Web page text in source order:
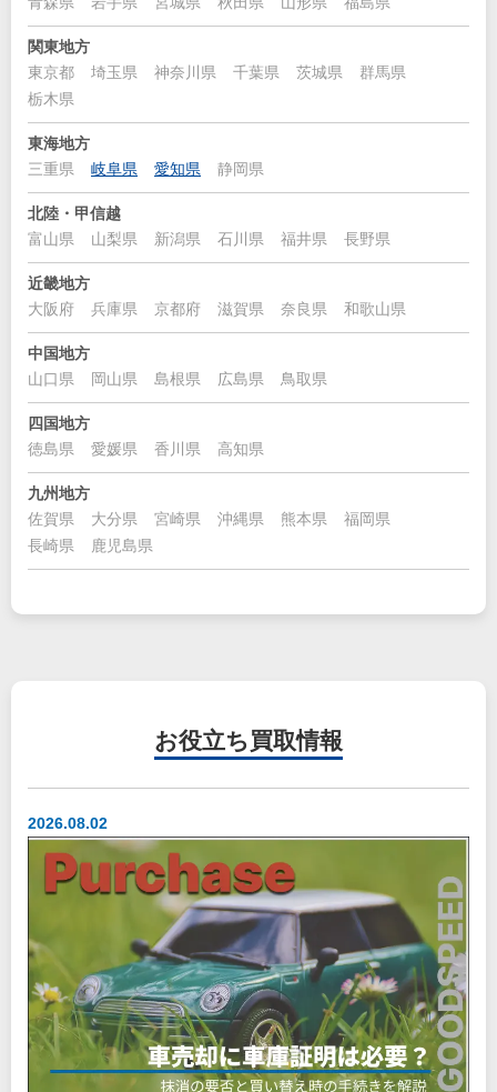
関東地方
東京都
埼玉県 神奈川県 千葉県 茨城県
群馬県
栃木県
東海地方
三重県
岐阜県 愛知県 静岡県
北陸・甲信越
富山県
山梨県 新潟県 石川県 福井県 長野県
近畿地方
大阪府
兵庫県 京都府 滋賀県 奈良県 和歌山県
中国地方
山口県
岡山県 島根県 広島県 鳥取県
四国地方
徳島県
愛媛県 香川県 高知県
九州地方
佐賀県
大分県 宮崎県 沖縄県 熊本県
福岡県
長崎県
鹿児島県
お役立ち 買取情報
2026.08.02